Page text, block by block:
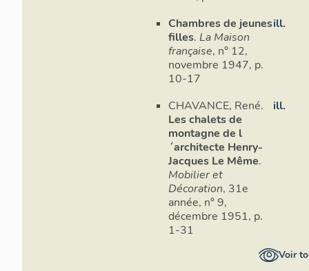
Chambres de jeunes
filles. La Maison
française, n° 12,
novembre 1947, p.
10-17
ill.
CHAVANCE, René.
Les chalets de
montagne de l
´architecte Henry-
Jacques Le Même.
Mobilier et
Décoration, 31e
année, n° 9,
décembre 1951, p.
1-31
ill.
Voir